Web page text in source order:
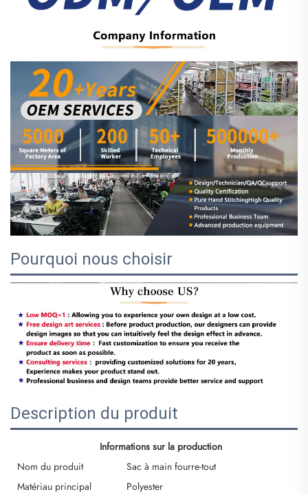
Pourquoi nous choisir
Description du produit
Informations sur la production
Nom du produit
Sac à main fourre-tout
Matériau principal
Polyester